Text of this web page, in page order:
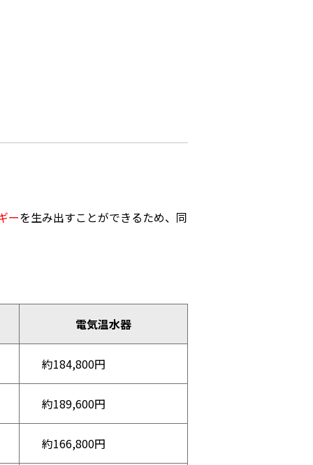
ーを生み出すことができるため、同
電気温水器
約184,800円
約189,600円
約166,800円